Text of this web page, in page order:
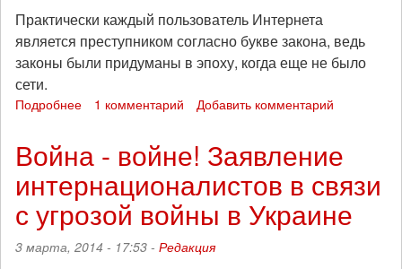
Практически каждый пользователь Интернета
является преступником согласно букве закона, ведь
законы были придуманы в эпоху, когда еще не было
сети.
Подробнее
Культура
тех,
кто
на
ней
1 комментарий Добавить комментарий
Война - войне! Заявление
интернационалистов в связи
с угрозой войны в Украине
3 марта, 2014 - 17:53 - Редакция